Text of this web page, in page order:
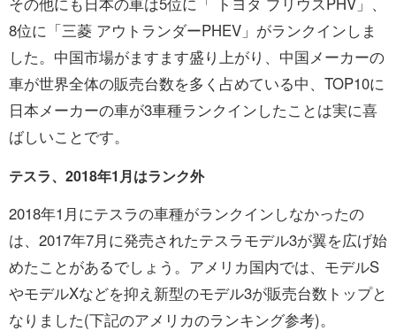
8位に「三菱 アウトランダーPHEV」がランクインしま
した。中国市場がますます盛り上がり、中国メーカーの
車が世界全体の販売台数を多く占めている中、TOP10に
日本メーカーの車が3車種ランクインしたことは実に喜
ばしいことです。
テスラ、2018年1月はランク外
2018年1月にテスラの車種がランクインしなかったの
は、2017年7月に発売されたテスラモデル3が翼を広げ始
めたことがあるでしょう。アメリカ国内では、モデルS
やモデルXなどを抑え新型のモデル3が販売台数トップと
なりました(下記のアメリカのランキング参考)。